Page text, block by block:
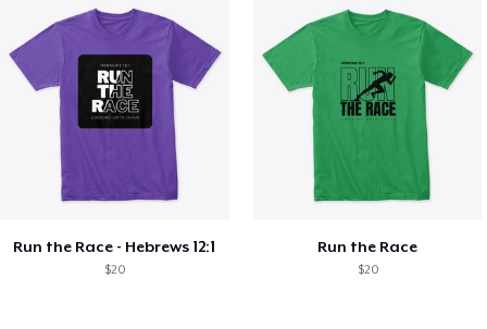
Run the Race - Hebrews 12:1
$20
Run the Race
$20